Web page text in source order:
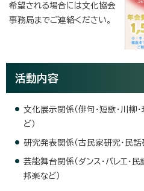
希望される場合には文化協会
事務局までご連絡ください。
活動内容
文化展示関係（俳句・短歌・川柳
ど）
研究発表関係（古民家研究・民話
芸能舞台関係（ダンス・バレエ・民
邦楽など）